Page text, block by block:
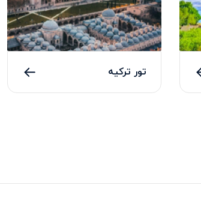
تور ترکیه